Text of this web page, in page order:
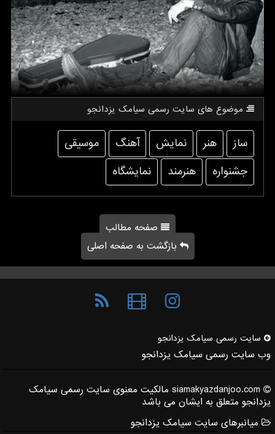
موضوع های سایت رسمی سیامك یزدانجو
ساز هنر نمایش آهنگ
موسیقی
جشنواره
هنرمند نمایشگاه
صفحه مطالب
بازگشت به صفحه اصلی
سایت رسمی سیامك یزدانجو
وب سایت رسمی سیامک یزدانجو
siamakyazdanjoo.com مالکیت معنوی سایت رسمی سیامک
یزدانجو متعلق به ایشان می باشد
میانبرهای سایت سیامک یزدانجو